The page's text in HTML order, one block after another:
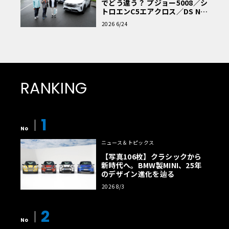
でどう違う？ プジョー5008／シ
トロエンC5エアクロス／DS Nº4
読者一気乗りレポート
2026 6/24
RANKING
No 1
ニュース＆トピックス
【写真106枚】クラシックから
新時代へ。BMW製MINI、25年
のデザイン進化を辿る
2026 8/3
No 2